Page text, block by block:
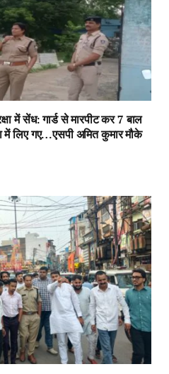
में सेंध: गार्ड से मारपीट कर 7 बाल
में लिए गए…एसपी अमित कुमार मौके